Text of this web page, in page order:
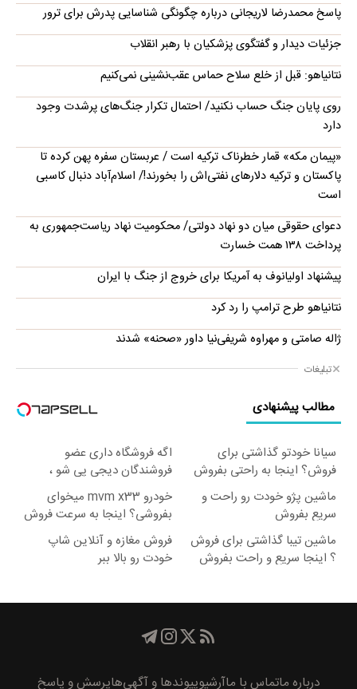
پاسخ محمدرضا لاریجانی درباره چگونگی شناسایی پدرش برای ترور
جزئیات دیدار و گفتگوی پزشکیان با رهبر انقلاب
نتانیاهو: قبل از خلع سلاح حماس عقب‌نشینی نمی‌کنیم
روی پایان جنگ حساب نکنید/ احتمال تکرار جنگ‌های پرشدت وجود
دارد
«پیمان مکه» قمار خطرناک ترکیه است / عربستان سفره پهن کرده تا
پاکستان و ترکیه دلارهای نفتی‌اش را بخورند!/ اسلام‌آباد دنبال کاسبی
است
دعوای حقوقی میان دو نهاد دولتی/ محکومیت نهاد ریاست‌جمهوری به
پرداخت ۱۳۸ همت خسارت
پیشنهاد اولیانوف به آمریکا برای خروج از جنگ با ایران
نتانیاهو طرح ترامپ را رد کرد
ژاله صامتی و مهراوه شریفی‌نیا داور «صحنه» شدند
تبلیغات
مطالب پیشنهادی
سیانا خودتو گذاشتی برای
فروش؟ اینجا به راحتی بفروش
اگه فروشگاه داری عضو
فروشندگان دیجی پی شو ،
فروش رو بالا ببر
ماشین پژو خودت رو راحت و
سریع بفروش
خودرو mvm x33 میخوای
بفروشی؟ اینجا به سرعت فروش
میره
ماشین تیبا گذاشتی برای فروش
؟ اینجا سریع و راحت بفروش
فروش مغازه و آنلاین شاپ
خودت رو بالا ببر
درباره ماتماس با ماآرشیوپیوند‌ها و آگهی‌هاپرسش و پاسخ